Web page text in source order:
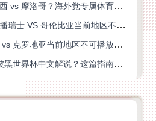
在国外如何看世界杯巴西 vs 摩洛哥？海外党专属体育观赛指南来了
在国外看世界杯中文直播瑞士 VS 哥伦比亚当前地区不可播放？这篇指南帮你搞定
在国外看世界杯巴拿马 vs 克罗地亚当前地区不可播放？这篇指南帮你轻松解决海外体育直播难题
在国外怎么看瑞士 vs 波黑世界杯中文解说？这篇指南帮你搞定所有地区限制问题